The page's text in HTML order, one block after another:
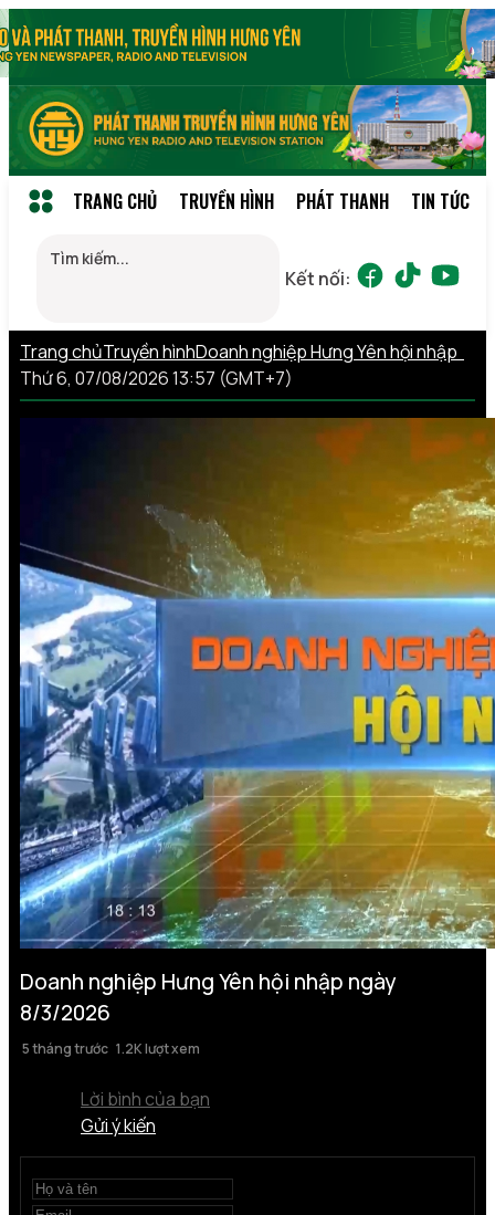
TRANG CHỦ TRUYỀN HÌNH PHÁT THANH TIN TỨC
Kết nối:
Trang chủTruyền hìnhDoanh nghiệp Hưng Yên hội nhập
Thứ 6, 07/08/2026 13:57 (GMT+7)
Doanh nghiệp Hưng Yên hội nhập ngày
8/3/2026
5 tháng trước 1.2K lượt xem
Lời bình của bạn
Gửi ý kiến